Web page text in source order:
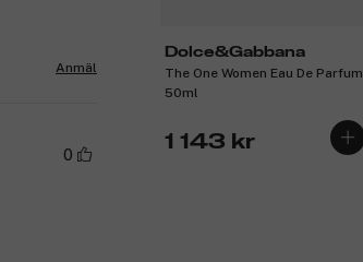
Dolce&Gabbana
The One Women Eau De Parfum
50ml
1 143 kr
Anmäl
0